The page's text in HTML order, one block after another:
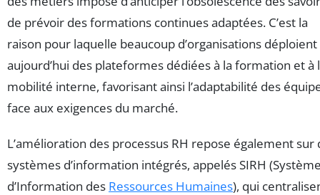
de prévoir des formations continues adaptées. C’est la
raison pour laquelle beaucoup d’organisations déploient
aujourd’hui des plateformes dédiées à la formation et à
mobilité interne, favorisant ainsi l’adaptabilité des
face aux exigences du marché.
L’amélioration des processus RH repose également sur
systèmes d’information intégrés, appelés SIRH
d’Information des Ressources Humaines), qui